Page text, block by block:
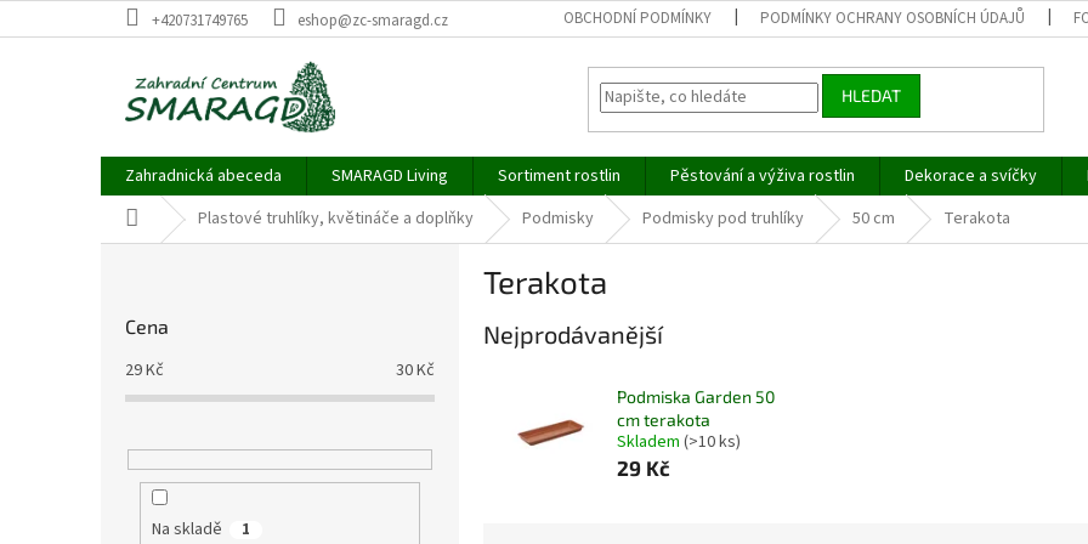
na
+420731749765 eshop@zc-smaragd.cz OBCHODNÍ PODMÍNKY PODMÍNKY OCHRANY OSOBNÍCH ÚDAJŮ
HLEDAT
Zahradnická abeceda SMARAGD Living Sortiment rostlin Pěstování a výživa rostlin Dekorace a svíčky
Domů Plastové truhlíky, květináče a doplňky Podmisky Podmisky pod truhlíky 50 cm Terakota
Cena
29Kč 30Kč
Na skladě 1
Terakota
Nejprodávanější
Podmiska Garden 50
cm terakota
Skladem (>10 ks)
29 Kč